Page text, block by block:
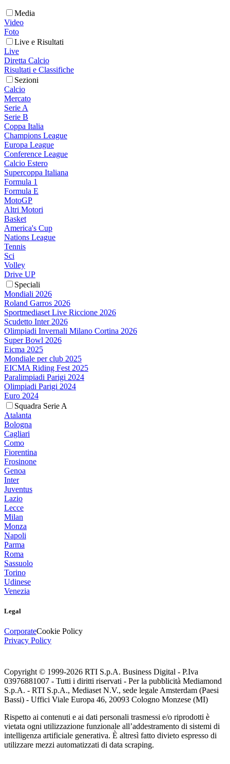
Media
Video
Foto
Live e Risultati
Live
Diretta Calcio
Risultati e Classifiche
Sezioni
Calcio
Mercato
Serie A
Serie B
Coppa Italia
Champions League
Europa League
Conference League
Calcio Estero
Supercoppa Italiana
Formula 1
Formula E
MotoGP
Altri Motori
Basket
America's Cup
Nations League
Tennis
Sci
Volley
Drive UP
Speciali
Mondiali 2026
Roland Garros 2026
Sportmediaset Live Riccione 2026
Scudetto Inter 2026
Olimpiadi Invernali Milano Cortina 2026
Super Bowl 2026
Eicma 2025
Mondiale per club 2025
EICMA Riding Fest 2025
Paralimpiadi Parigi 2024
Olimpiadi Parigi 2024
Euro 2024
Squadra Serie A
Atalanta
Bologna
Cagliari
Como
Fiorentina
Frosinone
Genoa
Inter
Juventus
Lazio
Lecce
Milan
Monza
Napoli
Parma
Roma
Sassuolo
Torino
Udinese
Venezia
Legal
CorporateCookie Policy
Privacy Policy
Copyright © 1999-2026 RTI S.p.A. Business Digital - P.Iva
03976881007 - Tutti i diritti riservati - Per la pubblicità Mediamond
S.p.A. - RTI S.p.A., Mediaset N.V., sede legale Amsterdam (Paesi
Bassi) - Uffici Viale Europa 46, 20093 Cologno Monzese (MI)
Rispetto ai contenuti e ai dati personali trasmessi e/o riprodotti è
vietata ogni utilizzazione funzionale all’addestramento di sistemi di
intelligenza artificiale generativa. È altresì fatto divieto espresso di
utilizzare mezzi automatizzati di data scraping.